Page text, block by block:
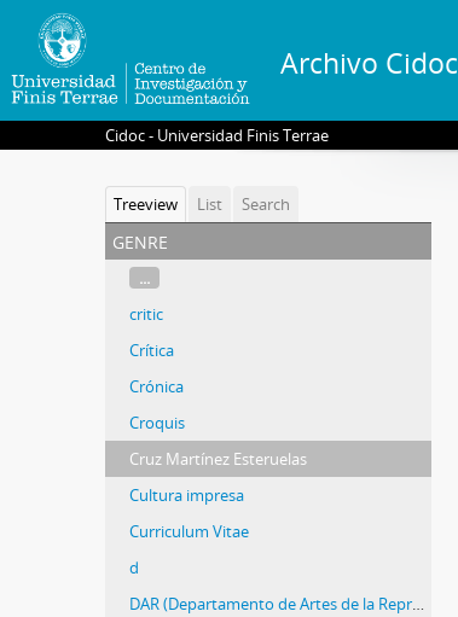
Archivo Cidoc
Cidoc - Universidad Finis Terrae
Treeview List Search
genre
...
critic
Crítica
Crónica
Croquis
Cruz Martínez Esteruelas
Cultura impresa
Curriculum Vitae
d
DAR (Departamento de Artes de la Representación)